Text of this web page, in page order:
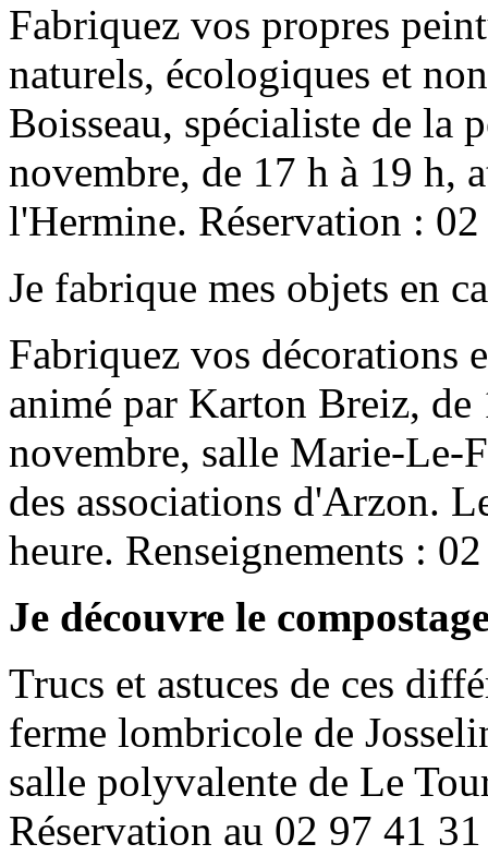
Fabriquez vos propres
naturels, écologiques et
Boisseau, spécialiste de la
novembre, de 17 h à 19 h,
l'Hermine. Réservation :
Je fabrique mes objets en
Fabriquez vos décorations
animé par Karton Breiz,
novembre, salle Marie-Le-
des associations d'Arzon.
heure. Renseignements :
Je découvre le
Trucs et astuces de ces
ferme lombricole de
salle polyvalente de Le
Réservation au 02 97 41